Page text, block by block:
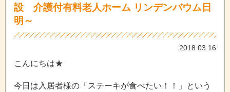
設 介護付有料老人ホーム リンデンバウム日
明～
2018.03.16
こんにちは★
今日は入居者様の「ステーキが食べたい！！」という